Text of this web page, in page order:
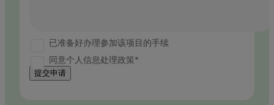
已准备好办理参加该项目的手续
同意个人信息处理政策*
提交申请